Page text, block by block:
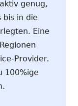
genug,
bis in die
Eine
Provider.
100%ige